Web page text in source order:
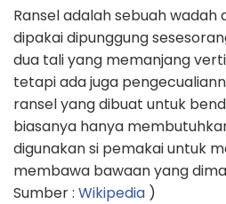
Ransel adalah sebuah
dipakai dipunggung
dua tali yang memanjang
tetapi ada juga
ransel yang dibuat untuk
biasanya hanya
digunakan si pemakai untuk
membawa bawaan yang
Sumber : Wikipedia )